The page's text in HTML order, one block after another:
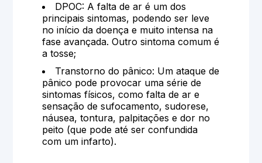
DPOC: A falta de ar é um dos
principais sintomas, podendo ser leve
no início da doença e muito intensa na
fase avançada. Outro sintoma comum é
a tosse;
Transtorno do pânico: Um ataque de
pânico pode provocar uma série de
sintomas físicos, como falta de ar e
sensação de sufocamento, sudorese,
náusea, tontura, palpitações e dor no
peito (que pode até ser confundida
com um infarto).